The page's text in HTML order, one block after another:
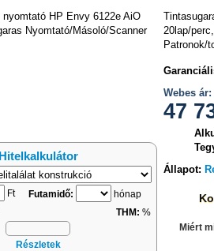
Hitelkalkulátor
Ft Futamidő:
hónap
THM: %
Részletek
20lap/
Patronok/
Webes ár:
47
Állapot:
Miért